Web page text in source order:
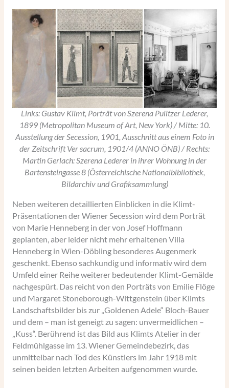
Links: Gustav Klimt, Porträt von Szerena Pulitzer Lederer,
1899 (Metropolitan Museum of Art, New York) / Mitte: 10.
Ausstellung der Secession, 1901, Ausschnitt aus einem Foto in
der Zeitschrift Ver sacrum, 1901/4 (ANNO ÖNB) / Rechts:
Martin Gerlach: Szerena Lederer in ihrer Wohnung in der
Bartensteingasse 8 (Österreichische Nationalbibliothek,
Bildarchiv und Grafiksammlung)
Neben weiteren detaillierten Einblicken in die Klimt-
Präsentationen der Wiener Secession wird dem Porträt
von Marie Henneberg in der von Josef Hoffmann
geplanten, aber leider nicht mehr erhaltenen Villa
Henneberg in Wien-Döbling besonderes Augenmerk
geschenkt. Ebenso sachkundig und informativ wird dem
Umfeld einer Reihe weiterer bedeutender Klimt-Gemälde
nachgespürt. Das reicht von den Porträts von Emilie Flöge
und Margaret Stoneborough-Wittgenstein über Klimts
Landschaftsbilder bis zur „Goldenen Adele“ Bloch-Bauer
und dem – man ist geneigt zu sagen: unvermeidlichen –
„Kuss“. Berührend ist das Bild aus Klimts Atelier in der
Feldmühlgasse im 13. Wiener Gemeindebezirk, das
unmittelbar nach Tod des Künstlers im Jahr 1918 mit
seinen beiden letzten Arbeiten aufgenommen wurde.